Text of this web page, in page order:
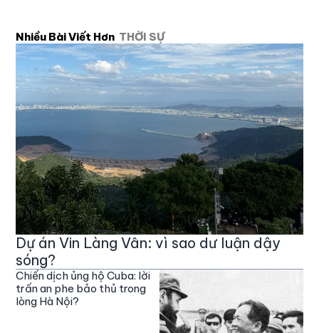
Nhiều Bài Viết Hơn THỜI SỰ
Dự án Vin Làng Vân: vì sao dư luận dậy
sóng?
Chiến dịch ủng hộ Cuba: lời
trấn an phe bảo thủ trong
lòng Hà Nội?